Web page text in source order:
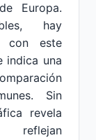
Europa.
hay
con este
indica una
Sin
revela
reflejan